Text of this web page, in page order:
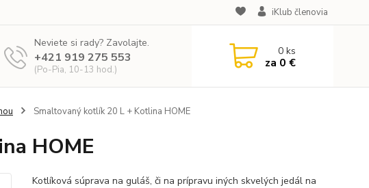
iKlub členovia
Neviete si rady? Zavolajte.
+421 919 275 553
(Po-Pia, 10-13 hod.)
0ks
za 0 €
Smaltovaný kotlík 20 L + Kotlina HOME
HOME
Kotlíková súprava na guláš, či na prípravu iných skvelých jedál na